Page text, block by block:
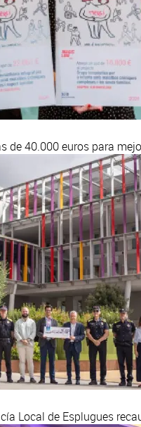
de 40.000 euros para
Local de Esplugues